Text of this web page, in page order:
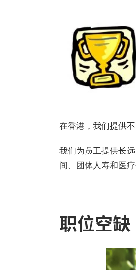
在香港，我们提供
我们为员工提供长
间、团体人寿和医
职位空缺